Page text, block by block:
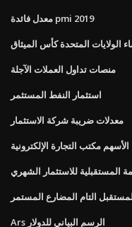
معدل فائدة pmi 2019
الولايات المتحدة كأس الميثاق
منصات تداول العملات الآجلة
استثمار النفط المستثمر
معدلات ضريبة شركة الاستثمار
الأسهم مكتب التجارة الإلكترونية
المستقبلية للاستثمار الشهري
التام المضارع المستمر
Ars الرسم البياني للدولار